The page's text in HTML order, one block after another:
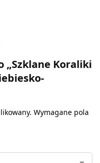
„Szklane Koraliki
Wymagane pola